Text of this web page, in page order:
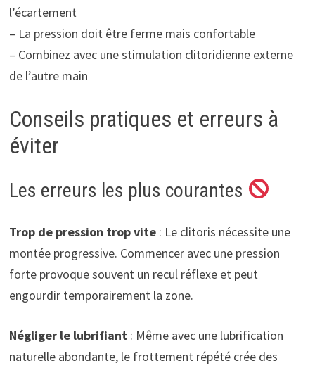
l’écartement
– La pression doit être ferme mais confortable
– Combinez avec une stimulation clitoridienne externe
de l’autre main
Conseils pratiques et erreurs à
éviter
Les erreurs les plus courantes
Trop de pression trop vite: Le clitoris nécessite une
montée progressive. Commencer avec une pression
forte provoque souvent un recul réflexe et peut
engourdir temporairement la zone.
Négliger le lubrifiant: Même avec une lubrification
naturelle abondante, le frottement répété crée des